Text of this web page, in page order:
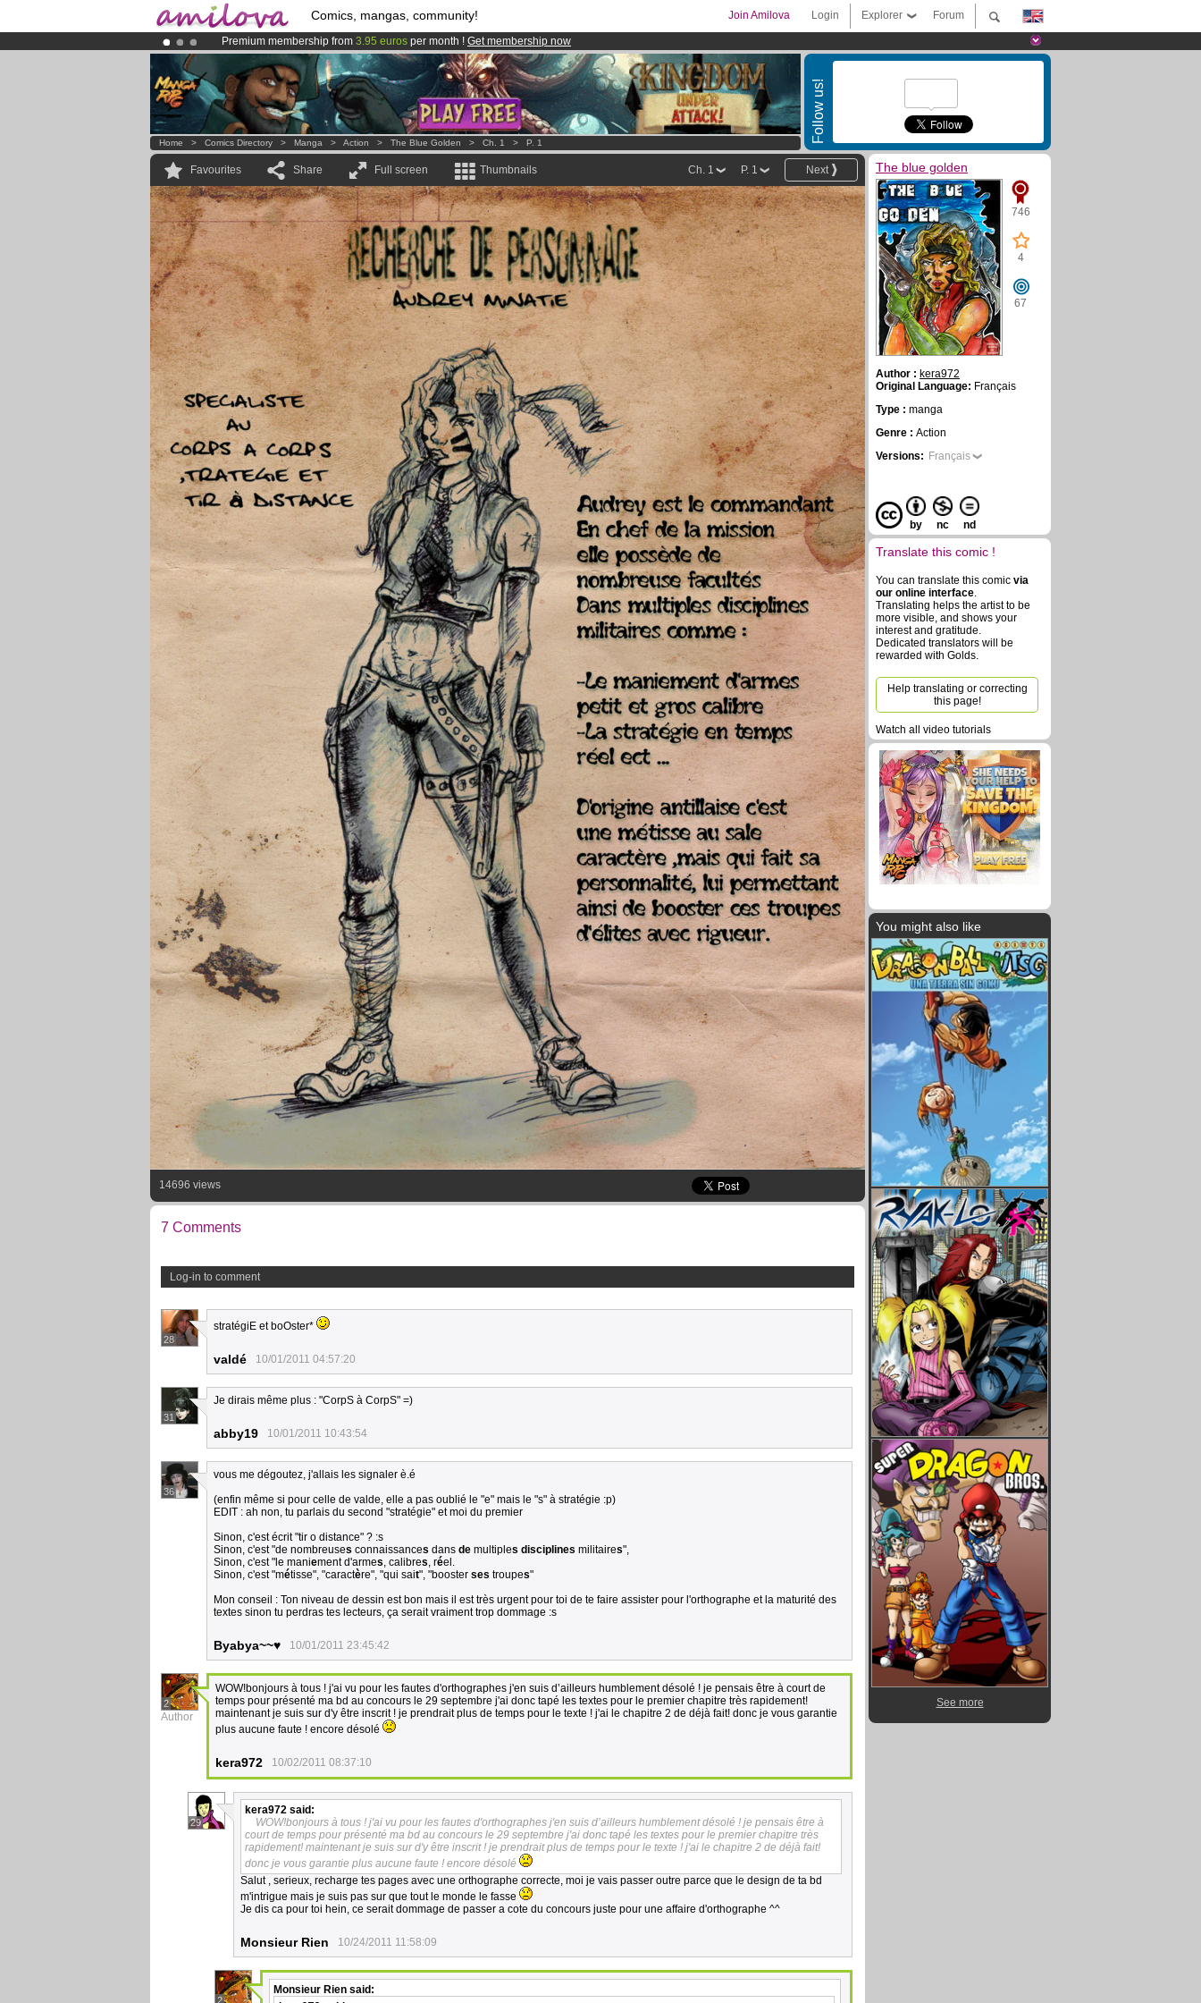
Comics, mangas, community! Forum
Explorer
Login
Join Amilova
Premium membership from 3.95 euros per month ! Get membership now
AmilovaKickstarter is now LIVE!.
Already 100000 membersand 1000 comics & mangas!.
Follow us!
Home > Comics Directory > Manga > Action > The Blue Golden > Ch. 1 > P. 1
Favourites Share Full screen Thumbnails Next
P. 1
Ch. 1
14696 views
7 Comments
Log-in to comment
28
stratégiE et boOster*
valdé 10/01/2011 04:57:20
31
Je dirais même plus : "CorpS à CorpS" =)
abby19 10/01/2011 10:43:54
36
vous me dégoutez, j'allais les signaler è.é
(enfin même si pour celle de valde, elle a pas oublié le "e" mais le "s" à stratégie :p)
EDIT : ah non, tu parlais du second "stratégie" et moi du premier
Sinon, c'est écrit "tir o distance" ? :s
Sinon, c'est "de nombreuses connaissances dans de multiples disciplines militaires",
Sinon, c'est "le maniement d'armes, calibres, réel.
Sinon, c'est "métisse", "caractère", "qui sait", "booster ses troupes"
Mon conseil : Ton niveau de dessin est bon mais il est très urgent pour toi de te faire assister pour l'orthographe et la maturité des
textes sinon tu perdras tes lecteurs, ça serait vraiment trop dommage :s
Byabya~~♥ 10/01/2011 23:45:42
2
Author
WOW!bonjours à tous ! j'ai vu pour les fautes d'orthographes j'en suis d’ailleurs humblement désolé ! je pensais être à court de
temps pour présenté ma bd au concours le 29 septembre j'ai donc tapé les textes pour le premier chapitre très rapidement!
maintenant je suis sur d'y être inscrit ! je prendrait plus de temps pour le texte ! j'ai le chapitre 2 de déjà fait! donc je vous garantie
plus aucune faute ! encore désolé
kera972 10/02/2011 08:37:10
29
kera972 said:
WOW!bonjours à tous ! j'ai vu pour les fautes d'orthographes j'en suis d’ailleurs humblement désolé ! je pensais être à
court de temps pour présenté ma bd au concours le 29 septembre j'ai donc tapé les textes pour le premier chapitre très
rapidement! maintenant je suis sur d'y être inscrit ! je prendrait plus de temps pour le texte ! j'ai le chapitre 2 de déjà fait!
donc je vous garantie plus aucune faute ! encore désolé
Salut , serieux, recharge tes pages avec une orthographe correcte, moi je vais passer outre parce que le design de ta bd
m'intrigue mais je suis pas sur que tout le monde le fasse
Je dis ca pour toi hein, ce serait dommage de passer a cote du concours juste pour une affaire d'orthographe ^^
Monsieur Rien 10/24/2011 11:58:09
2
Monsieur Rien said:
The blue golden
746
4
67
Author : kera972
Original Language: Français
Type : manga
Genre : Action
Versions: Français
by nc nd
Translate this comic !
You can translate this comic via
our online interface.
Translating helps the artist to be
more visible, and shows your
interest and gratitude.
Dedicated translators will be
rewarded with Golds.
Help translating or correcting
this page!
Watch all video tutorials
You might also like
See more